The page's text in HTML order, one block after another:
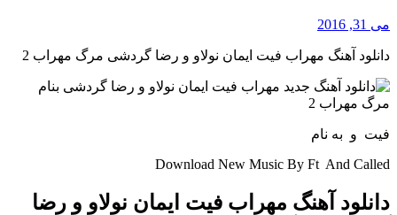
می 31, 2016
دانلود آهنگ مهراب فیت ایمان نولاو و رضا گردشی مرگ مهراب 2
فیت و به نام
Download New Music By Ft And Called
دانلود آهنگ مهراب فیت ایمان نولاو و رضا